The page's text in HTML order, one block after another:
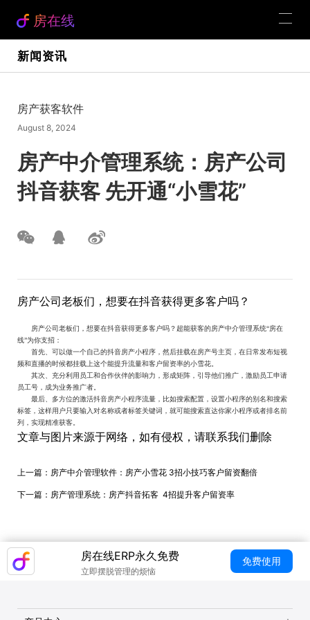
房在线
新闻资讯
房产获客软件
August 8, 2024
房产中介管理系统：房产公司
抖音获客 先开通“小雪花”
房产公司老板们，想要在抖音获得更多客户吗？
房产公司老板们，想要在抖音获得更多客户吗？超能获客的房产中介管理系统“房在
线”为你支招：
首先、可以做一个自己的抖音房产小程序，然后挂载在房产号主页，在日常发布短视
频和直播的时候都挂载上这个能提升流量和客户留资率的小雪花。
其次、充分利用员工和合作伙伴的影响力， 形成矩阵， 引导他们推广，激励员工申请
员工号，成为业务推广者。
最后、多方位的激活抖音房产小程序流量，比如搜索配置，设置小程序的别名和搜索
标签，这样用户只要输入对名称或者标签关键词，就可能搜索直达你家小程序或者排名前
列，实现精准获客。
文章与图片来源于网络，如有侵权，请联系我们删除
上一篇： 房产中介管理软件：房产小雪花 3招小技巧客户留资翻倍
下一篇： 房产管理系统：房产抖音拓客 4招提升客户留资率
房在线ERP永久免费
立即摆脱管理的烦恼
免费使用